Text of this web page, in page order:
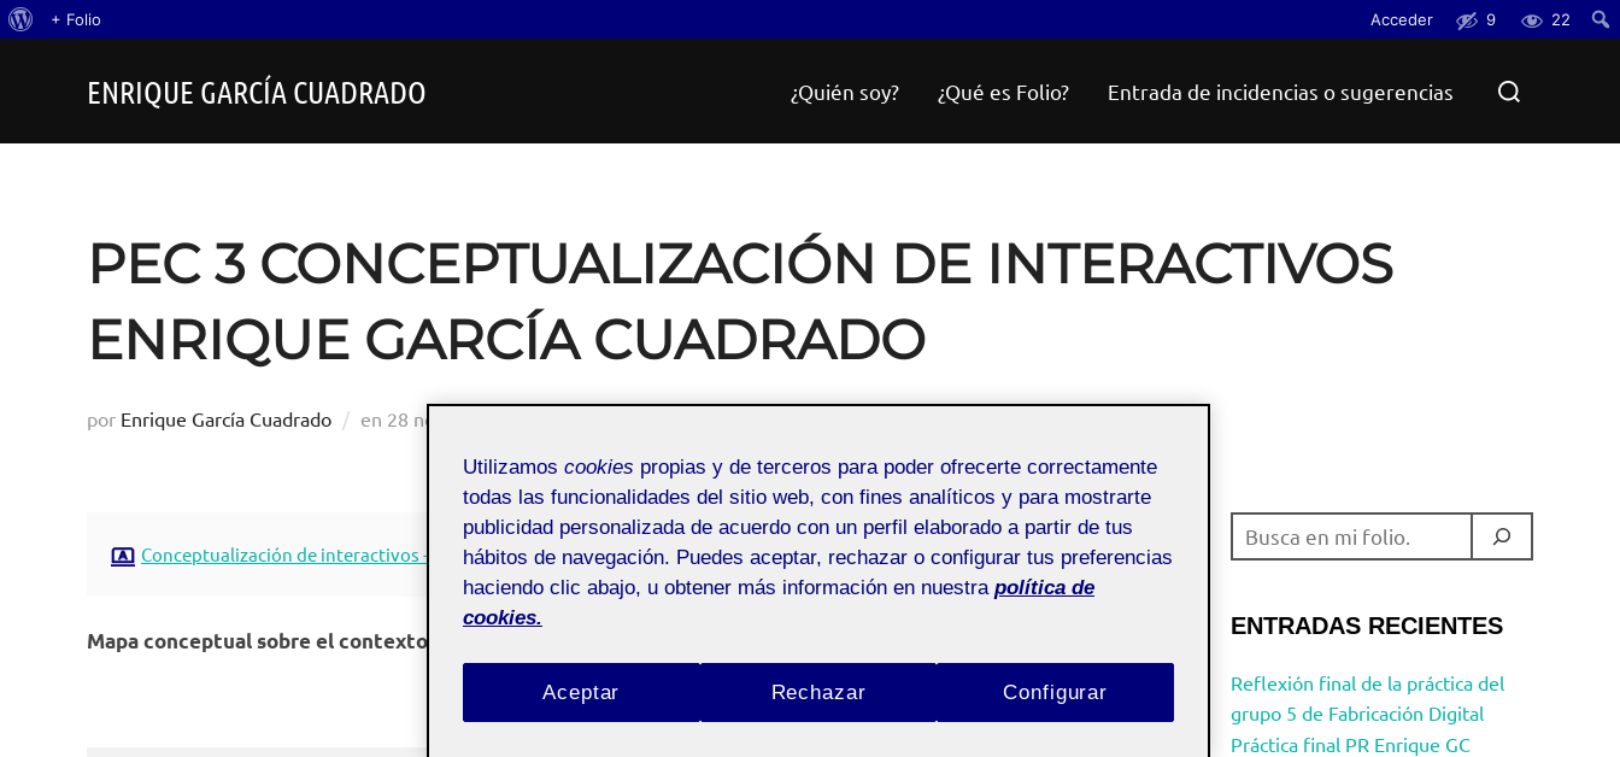
Acerca
WordPress
+ Folio Acceder 9
22
ENRIQUE GARCÍA CUADRADO ¿Quién soy? ¿Qué es Folio? Entrada de incidencias o sugerencias
Buscar:
PEC 3 CONCEPTUALIZACIÓN DE INTERACTIVOS
ENRIQUE GARCÍA CUADRADO
por Enrique García Cuadrado en Publicado
28 noviembre, 2023
Conceptualización de interactivos - Aula 1 Pública
Mapa conceptual sobre el contexto de la solución
BUSCAR
ENTRADAS RECIENTES
Reflexión final de la práctica del
grupo 5 de Fabricación Digital
Práctica final PR Enrique GC
Utilizamos cookies propias y de terceros para poder ofrecerte correctamente
todas las funcionalidades del sitio web, con fines analíticos y para mostrarte
publicidad personalizada de acuerdo con un perfil elaborado a partir de tus
hábitos de navegación. Puedes aceptar, rechazar o configurar tus preferencias
haciendo clic abajo, u obtener más información en nuestra política de
cookies.
Rechazar
Aceptar Configurar